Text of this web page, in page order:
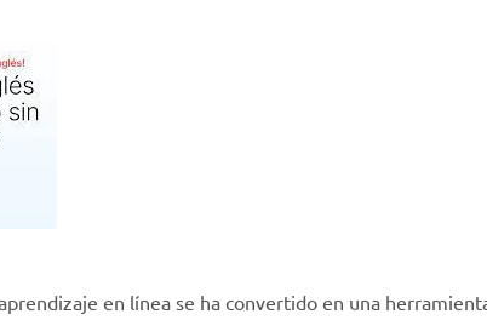
en línea se ha convertido en una